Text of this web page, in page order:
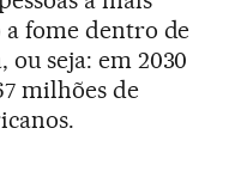
fome dentro de
ou seja: em 2030
milhões de